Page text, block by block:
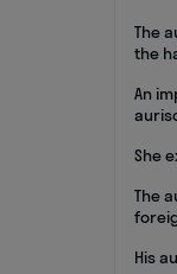
The
the
An
She
The
His